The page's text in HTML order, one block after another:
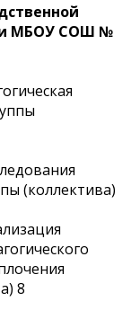
МБОУ СОШ №
(коллектива)
8